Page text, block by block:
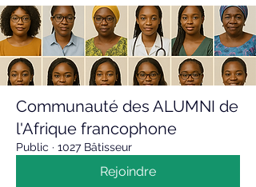
Communauté des ALUMNI de
l'Afrique francophone
Public · 1027 Bâtisseur
Rejoindre